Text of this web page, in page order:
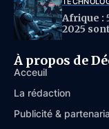
Afrique :
2025
À propos de
Acceuil
La rédaction
Publicité &